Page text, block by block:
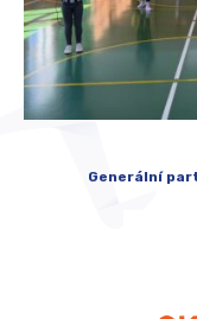
Generální